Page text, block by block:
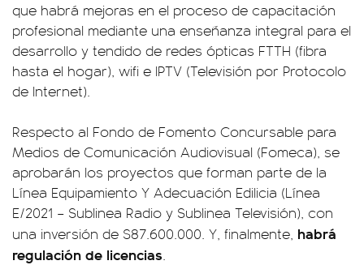
que habrá mejoras en el proceso de capacitación
profesional mediante una enseñanza integral para el
desarrollo y tendido de redes ópticas FTTH (fibra
hasta el hogar), wifi e IPTV (Televisión por Protocolo
de Internet).
Respecto al Fondo de Fomento Concursable para
Medios de Comunicación Audiovisual (Fomeca), se
aprobarán los proyectos que forman parte de la
Línea Equipamiento Y Adecuación Edilicia (Línea
E/2021 – Sublinea Radio y Sublinea Televisión), con
una inversión de $87.600.000. Y, finalmente, habrá
regulación de licencias.